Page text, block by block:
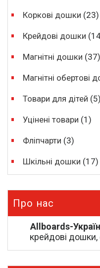
Коркові дошки (23)
Крейдові дошки
Магнітні дошки (37)
Магнітні обертові
Товари для дітей (5)
Уцінені товари (1)
Фліпчарти (3)
Шкільні дошки (17)
Про нас
Allboards-
крейдові дошки,